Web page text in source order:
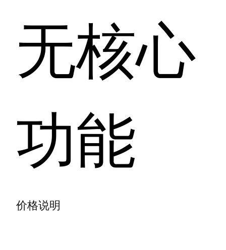
无核心
功能
价格说明